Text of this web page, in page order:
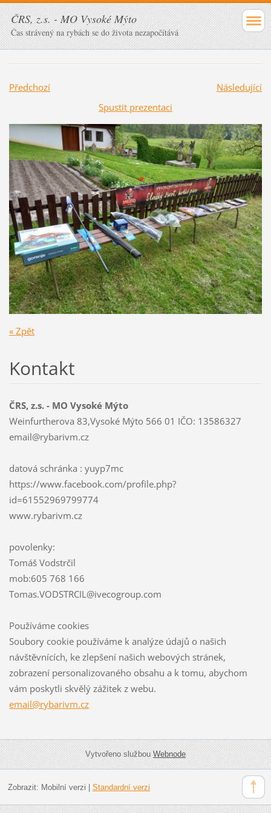
ČRS, z.s. - MO Vysoké Mýto
Čas strávený na rybách se do života nezapočítává
Předchozí
Následující
Spustit prezentaci
« Zpět
Kontakt
ČRS, z.s. - MO Vysoké Mýto
Weinfurtherova 83,Vysoké Mýto 566 01 IČO: 13586327
email@rybarivm.cz
datová schránka : yuyp7mc
https://www.facebook.com/profile.php?
id=61552969799774
www.rybarivm.cz
povolenky:
Tomáš Vodstrčil
mob:605 768 166
Tomas.VODSTRCIL@ivecogroup.com
Používáme cookies
Soubory cookie používáme k analýze údajů o našich
návštěvnících, ke zlepšení našich webových stránek,
zobrazení personalizovaného obsahu a k tomu, abychom
vám poskytli skvělý zážitek z webu.
email@rybarivm.cz
Vytvořeno službouWebnode
Zobrazit: Mobilní verzi Standardní verzi